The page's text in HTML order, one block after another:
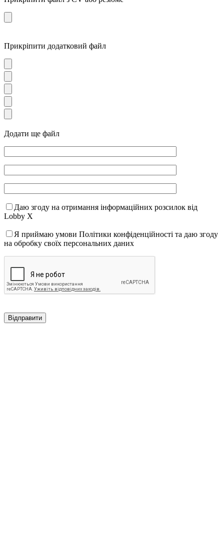
Прикріпити додатковий файл
Додати ще файл
Даю згоду на отримання інформаційних розсилок від
Lobby X
Я приймаю умови Політики конфіденційності та даю згоду
на обробку своїх персональних даних